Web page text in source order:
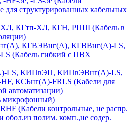
для структурированных кабельных
КГтп-ХЛ, КГН, РПШ (Кабель в
КГВЭВнг(А), КГВВнг(А)-LS,
(Кабель гибкий с ПВХ
LS, КИПвЭП, КИПвЭВнг(А)-LS,
КСБнг(А)-FRLS (Кабели для
автоматизации)
(Кабели контрольные, не распр.
обол.из полим. комп.,не содер.